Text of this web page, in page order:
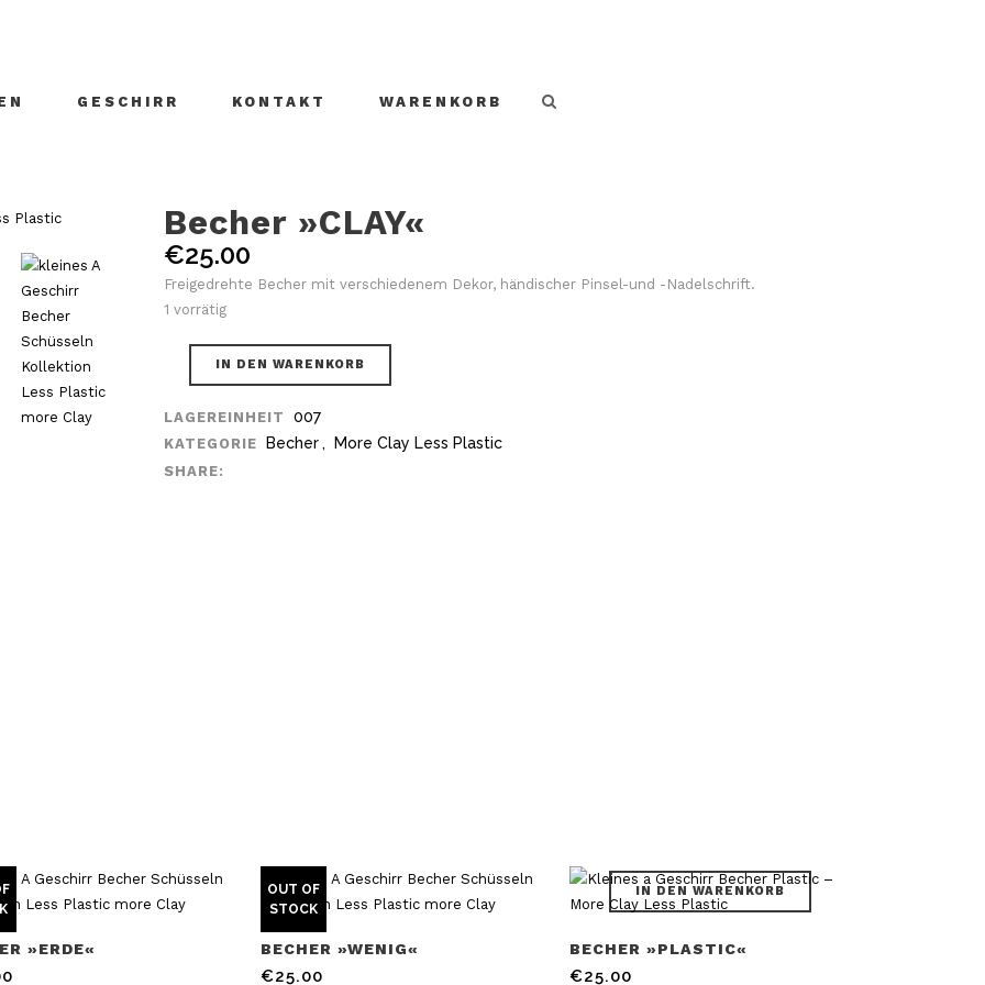
GESCHIRR KONTAKT WARENKORB
Becher »CLAY«
€25.00
Freigedrehte Becher mit verschiedenem Dekor, händischer Pinsel-und -Nadelschrift.
1 vorrätig
IN DEN WARENKORB
LAGEREINHEIT 007
KATEGORIE Becher , More Clay Less Plastic
SHARE:
»ERDE«
OUT OF
STOCK
BECHER »WENIG«
€25.00
IN DEN WARENKORB
BECHER »PLASTIC«
€25.00